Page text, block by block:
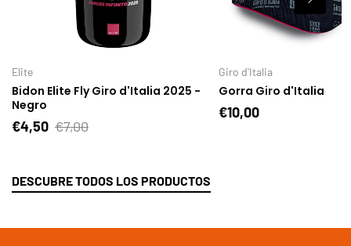
Elite
Bidon Elite Fly Giro d'Italia 2025 -
Negro
€4,50 €7,00
Giro d'Italia
Gorra Giro d'Italia
€10,00
DESCUBRE TODOS LOS PRODUCTOS